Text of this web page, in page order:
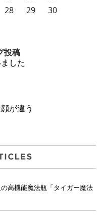
28 29
30
投稿
した
が違う
高機能魔法瓶「タイガー魔法